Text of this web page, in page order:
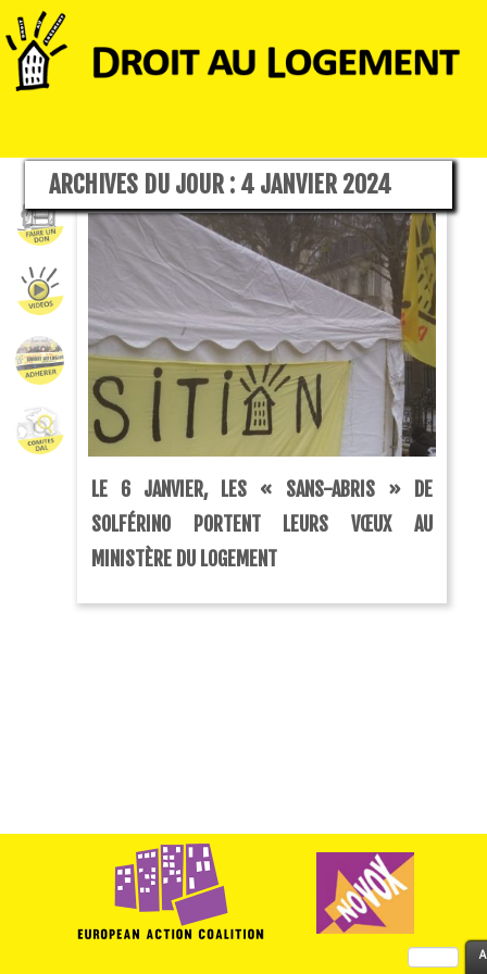
ARCHIVES DU JOUR : 4 JANVIER 2024
LE 6 JANVIER, LES « SANS-ABRIS » DE
SOLFÉRINO PORTENT LEURS VŒUX AU
MINISTÈRE DU LOGEMENT
Rechercher :